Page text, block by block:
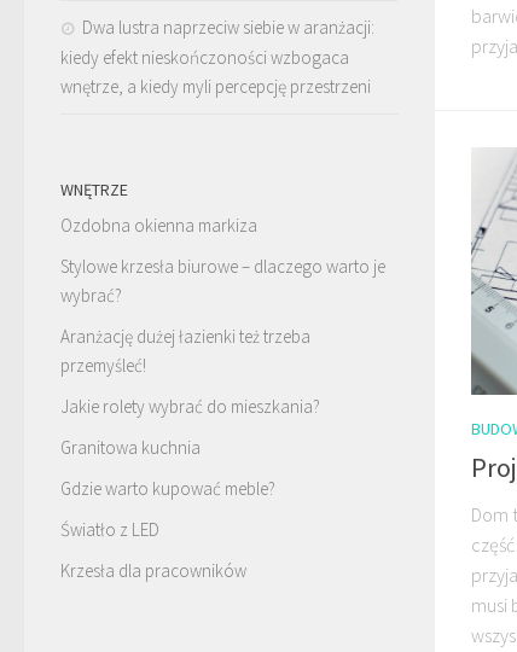
Dom
musi
Dwa lustra naprzeciw siebie w aranżacji:
kiedy efekt nieskończoności wzbogaca
wnętrze, a kiedy myli percepcję przestrzeni
WNĘTRZE
Ozdobna okienna markiza
Stylowe krzesła biurowe – dlaczego warto je
wybrać?
Aranżację dużej łazienki też trzeba
przemyśleć!
Jakie rolety wybrać do mieszkania?
Granitowa kuchnia
Gdzie warto kupować meble?
Światło z LED
Krzesła dla pracowników